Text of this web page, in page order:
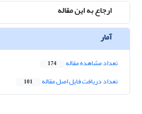
ارجاع به این مقاله
آمار
تعداد مشاهده مقاله 174
تعداد دریافت فایل اصل مقاله 101